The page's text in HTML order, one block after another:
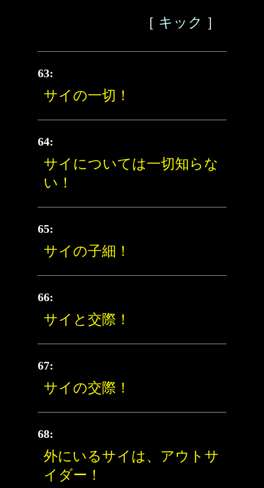
［ キック ］
63:
サイの一切！
64:
サイについては一切知らな
い！
65:
サイの子細！
66:
サイと交際！
67:
サイの交際！
68:
外にいるサイは、アウトサ
イダー！